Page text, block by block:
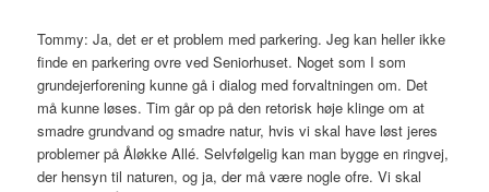
Tommy: Ja, det er et problem med parkering. Jeg kan heller ikke
finde en parkering ovre ved Seniorhuset. Noget som I som
grundejerforening kunne gå i dialog med forvaltningen om. Det
må kunne løses. Tim går op på den retorisk høje klinge om at
smadre grundvand og smadre natur, hvis vi skal have løst jeres
problemer på Åløkke Allé. Selvfølgelig kan man bygge en ringvej,
der hensyn til naturen, og ja, der må være nogle ofre. Vi skal